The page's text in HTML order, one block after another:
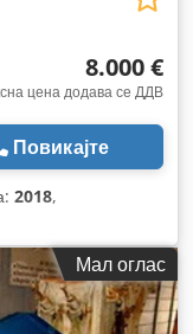
8.000 €
цена додава се ДДВ
Повикајте
2018,
Мал оглас